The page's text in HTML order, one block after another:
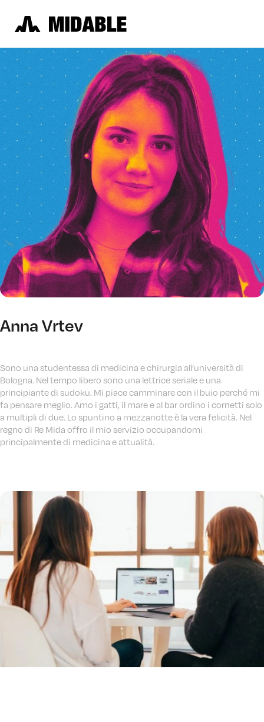
Anna Vrtev
Sono una studentessa di medicina e chirurgia all’università di
Bologna. Nel tempo libero sono una lettrice seriale e una
principiante di sudoku. Mi piace camminare con il buio perché mi
fa pensare meglio. Amo i gatti, il mare e al bar ordino i cornetti solo
a multipli di due. Lo spuntino a mezzanotte è la vera felicità. Nel
regno di Re Mida offro il mio servizio occupandomi
principalmente di medicina e attualità.